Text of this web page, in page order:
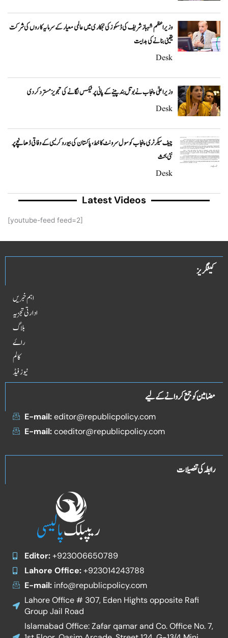
وزیراعظم شہباز شریف کی ڈسکوز کی نجکاری میں عالمی معیار کے سرمایہ کاروں کی شرکت
یقینی بنانے کی ہدایت
Desk
وزیراعلیٰ پنجاب نے بوتل بند پینے کے پانی پر ٹیکس لگانے کی تجویز مسترد کر دی
Desk
چیف سیکرٹری پنجاب کو سول سرونٹ کا خط، پاکستان کی بیوروکریسی کے وفاقی ڈھانچے پر
نئی بحث
Desk
Latest Videos
[youtube-feed feed=2]
کیٹگریز
اہم خبریں
ادارتی تجزیہ
بلاگ
راۓ
کالم
نیوز فیڈ
مضامین کو جمع کروانے کے لیے
E-mail:editor@republicpolicy.com
E-mail:coeditor@republicpolicy.com
رابطہ کی تفصیلات
Editor:+923006650789
Lahore Office:+923014243788
E-mail:info@republicpolicy.com
Lahore Office # 307, Eden Hights opposite Rafi
Group Jail Road
Islamabad Office: Zafar qamar and Co. Office No. 7,